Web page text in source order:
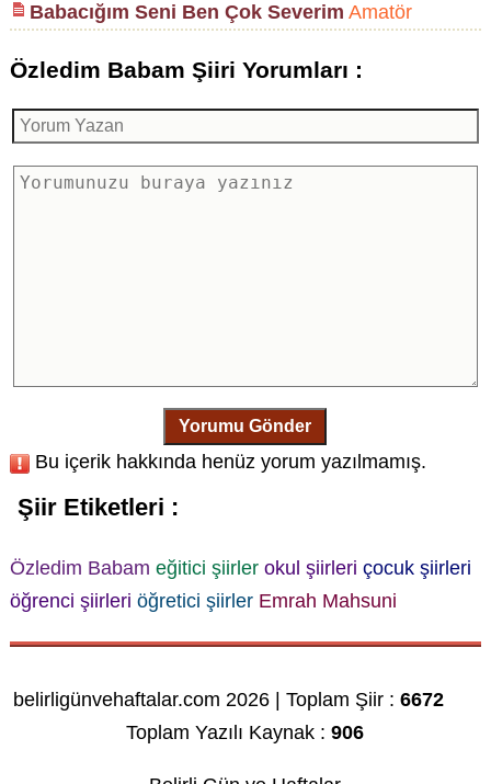
Babacığım Seni Ben Çok Severim Amatör
Özledim Babam Şiiri Yorumları :
Yorumu Gönder
Bu içerik hakkında henüz yorum yazılmamış.
Şiir Etiketleri :
Özledim Babam eğitici şiirler okul şiirleri çocuk şiirleri
öğrenci şiirleri öğretici şiirler Emrah Mahsuni
belirligünvehaftalar.com 2026 | Toplam Şiir :6672
Toplam Yazılı Kaynak :906